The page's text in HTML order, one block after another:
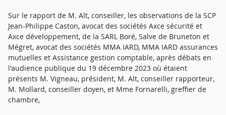
Sur le rapport de M. Alt, conseiller, les observations de la SCP
Jean-Philippe Caston, avocat des sociétés Axce sécurité et
Axce développement, de la SARL Boré, Salve de Bruneton et
Mégret, avocat des sociétés MMA IARD, MMA IARD assurances
mutuelles et Assistance gestion comptable, après débats en
l'audience publique du 19 décembre 2023 où étaient
présents M. Vigneau, président, M. Alt, conseiller rapporteur,
M. Mollard, conseiller doyen, et Mme Fornarelli, greffier de
chambre,